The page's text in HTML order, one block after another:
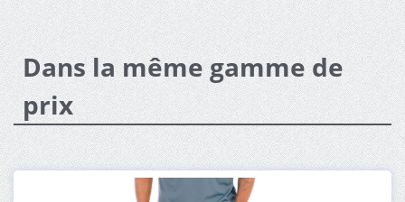
Dans la même gamme de
prix